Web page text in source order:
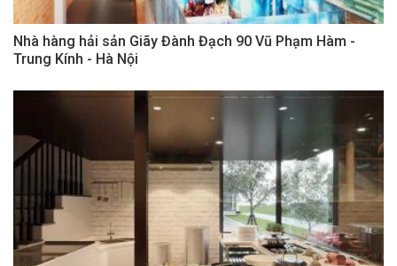
Nhà hàng hải sản Giãy Đành Đạch 90 Vũ Phạm Hàm -
Trung Kính - Hà Nội